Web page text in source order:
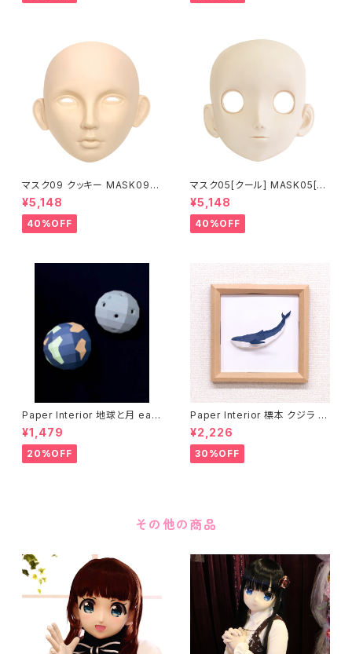
マスク09 クッキー MASK09
“COOKIE”
¥5,148
40%OFF
マスク05[クール] MASK05[C
OOL]
¥5,148
40%OFF
Paper Interior 地球と月 eart
h and moon
¥1,479
20%OFF
Paper Interior 標本 クジラ s
pecimen whale
¥2,226
30%OFF
その他の商品